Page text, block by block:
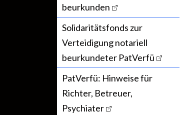
beurkunden
Solidaritätsfonds zur
Verteidigung notariell
beurkundeter PatVerfü
PatVerfü: Hinweise für
Richter, Betreuer,
Psychiater